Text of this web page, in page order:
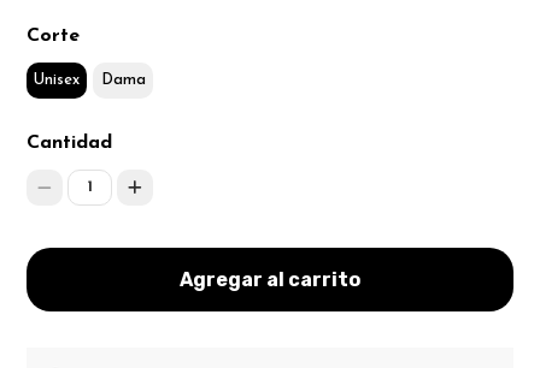
Corte
Unisex Dama
Cantidad
1
Agregar al carrito